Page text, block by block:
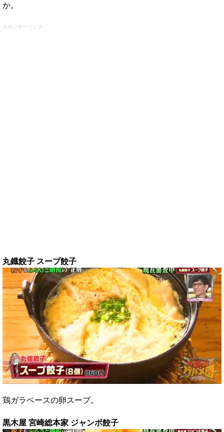
か。
スポンサーリンク
丸鐡餃子 スープ餃子
鶏ガラベースの卵スープ。
黒木屋 宮崎総本家 ジャンボ餃子